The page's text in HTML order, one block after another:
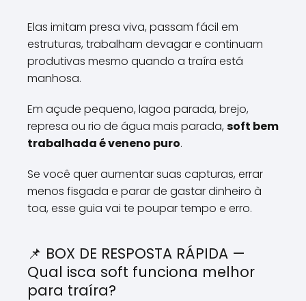
Elas imitam presa viva, passam fácil em
estruturas, trabalham devagar e continuam
produtivas mesmo quando a traíra está
manhosa.
Em açude pequeno, lagoa parada, brejo,
represa ou rio de água mais parada,soft bem
trabalhada é veneno puro.
Se você quer aumentar suas capturas, errar
menos fisgada e parar de gastar dinheiro à
toa, esse guia vai te poupar tempo e erro.
📌 BOX DE RESPOSTA RÁPIDA —
Qual isca soft funciona melhor
para traíra?